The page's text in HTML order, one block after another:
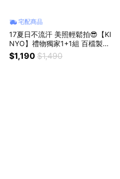
宅配商品
17夏日不流汗 美照輕鬆拍😎【KI
NYO】禮物獨家1+1組 百檔製冷
風扇+迷你磁吸藍牙自拍桿 旅行
旅遊 外出 出國 送禮 禮物
$1,190 $1,490